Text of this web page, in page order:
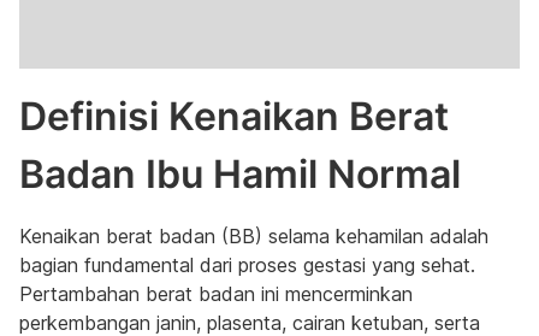
Definisi Kenaikan Berat
Badan Ibu Hamil Normal
Kenaikan berat badan (BB) selama kehamilan adalah
bagian fundamental dari proses gestasi yang sehat.
Pertambahan berat badan ini mencerminkan
perkembangan janin, plasenta, cairan ketuban, serta